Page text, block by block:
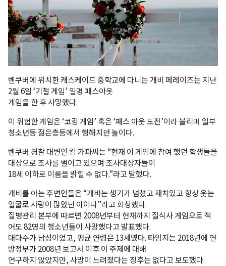
벤쿠버에 위치한 캐스케이드 중학교에 다니는 개비 페레이즈는 지난
2월 6일 ‘기절 게임’ 일명 패스아웃
게임을 한 후 사망했다.
이 위험한 게임은 ‘코킹 게임’ 혹은 ‘패스 아웃 도전’이라 불리며 일부
청소년등 젊은층등에서 행해지던 놀이다.
벤쿠버 경찰 대변인 킴 가파씨는 “현재 이 게임에 참여 했던 학생들을
대상으로 조사를 벌이고 있으며 조사대상자들이
18세 이하로 이름을 밝힐 수 없다.”라고 말했다.
개비를 아는 주변인들은 “개비는 생기가 넘쳤고 재치있고 항상 웃는
얼굴로 사랑이 많았던 아이다”라고 회상했다.
질병관리 본부에 따르면 2008년부터 현재까지 질식사 게임으로 적
어도 82명의 청소년들이 사망했다고 발표했다.
대다수가 남성이었고, 평균 연령은 13세였다. 타임지는 2018년에 연
방정부가 2008년 보고서 이후 이 주제에 대해
연구하지 않았지만, 사망이 느려졌다는 징후는 없다고 보도했다.